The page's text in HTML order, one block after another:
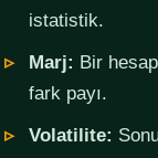
istatistik.
Marj: Bir
fark payı.
Volatilite: